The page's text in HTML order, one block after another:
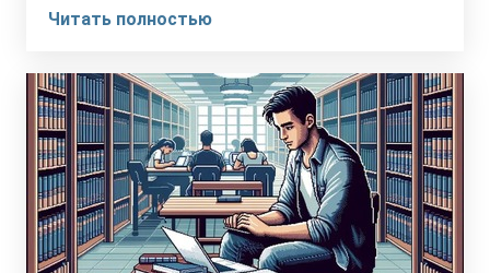
Читать полностью